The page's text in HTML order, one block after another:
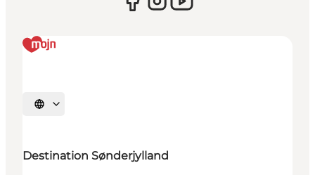
Vælg sprog
Destination Sønderjylland